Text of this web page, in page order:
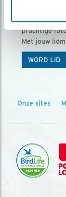
Ontvang
Vogels is het
prachtige
Met jouw
WORD LID
Onze sites